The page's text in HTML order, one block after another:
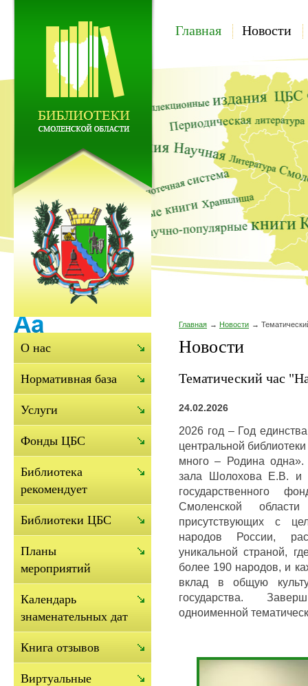
Главная Новости
Главная Новости
Новости
Тематический час
24.02.2026
2026 год – Год
центральной
много – Родина одна».
зала Шолохова Е.В. и
государственного
Смоленской
присутствующих с
народов России,
уникальной страной,
более 190 народов, и
вклад в общую
государства.
одноименной
О нас
Нормативная база
Услуги
Фонды ЦБС
Библиотека
рекомендует
Библиотеки ЦБС
Планы
мероприятий
Календарь
знаменательных дат
Книга отзывов
Виртуальные